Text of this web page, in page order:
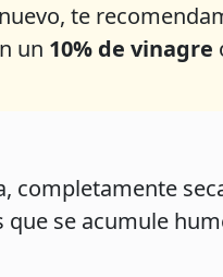
te
un 10% de vinagre
completamente
que se acumule